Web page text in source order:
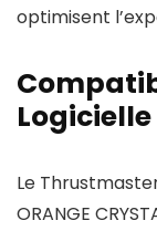
optimisent
Logicielle
Le Thrustmaster
ORANGE